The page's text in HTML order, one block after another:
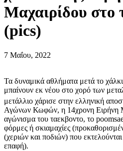
Μαχαιρίδου στο
(pics)
7 Μαΐου, 2022
Τα δυναμικά αθλήματα μετά το
μπαίνουν εκ νέου στο χορό των
μετάλλιο χάρισε στην ελληνική
Αγώνων Κωφών, η 14χρονη Ειρήνη
αγώνισμα του ταεκβοντο, το
φόρμες ή σκιαμαχίες
(χεριών και ποδιών) που
επαφή).